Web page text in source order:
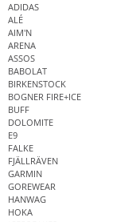
ADIDAS
ALÉ
AIM'N
ARENA
ASSOS
BABOLAT
BIRKENSTOCK
BOGNER FIRE+ICE
BUFF
DOLOMITE
E9
FALKE
FJÄLLRÄVEN
GARMIN
GOREWEAR
HANWAG
HOKA